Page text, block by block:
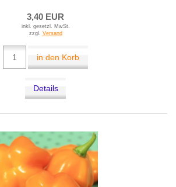
3,40 EUR
inkl. gesetzl. MwSt.
zzgl. Versand
in den Korb
Details